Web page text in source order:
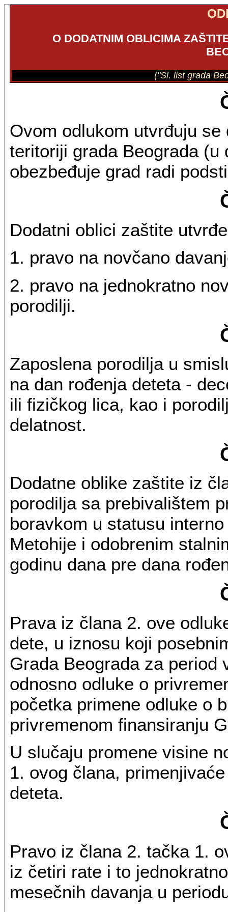
O DODATNIM OBLICIMA
("Sl. list grada
Ovom odlukom utvrđuju
teritoriji grada Beograda
obezbeđuje grad radi
Dodatni oblici zaštite
1. pravo na novčano
2. pravo na jednokratno
porodilji.
Zaposlena porodilja u
na dan rođenja deteta -
ili fizičkog lica, kao i
delatnost.
Dodatne oblike zaštite iz
porodilja sa prebivalištem
boravkom u statusu
Metohije i odobrenim
godinu dana pre dana
Prava iz člana 2. ove
dete, u iznosu koji
Grada Beograda za period
odnosno odluke o
početka primene odluke o
privremenom finansiranju
U slučaju promene visine
1. ovog člana,
deteta.
Pravo iz člana 2. tačka 1.
iz četiri rate i to
mesečnih davanja u